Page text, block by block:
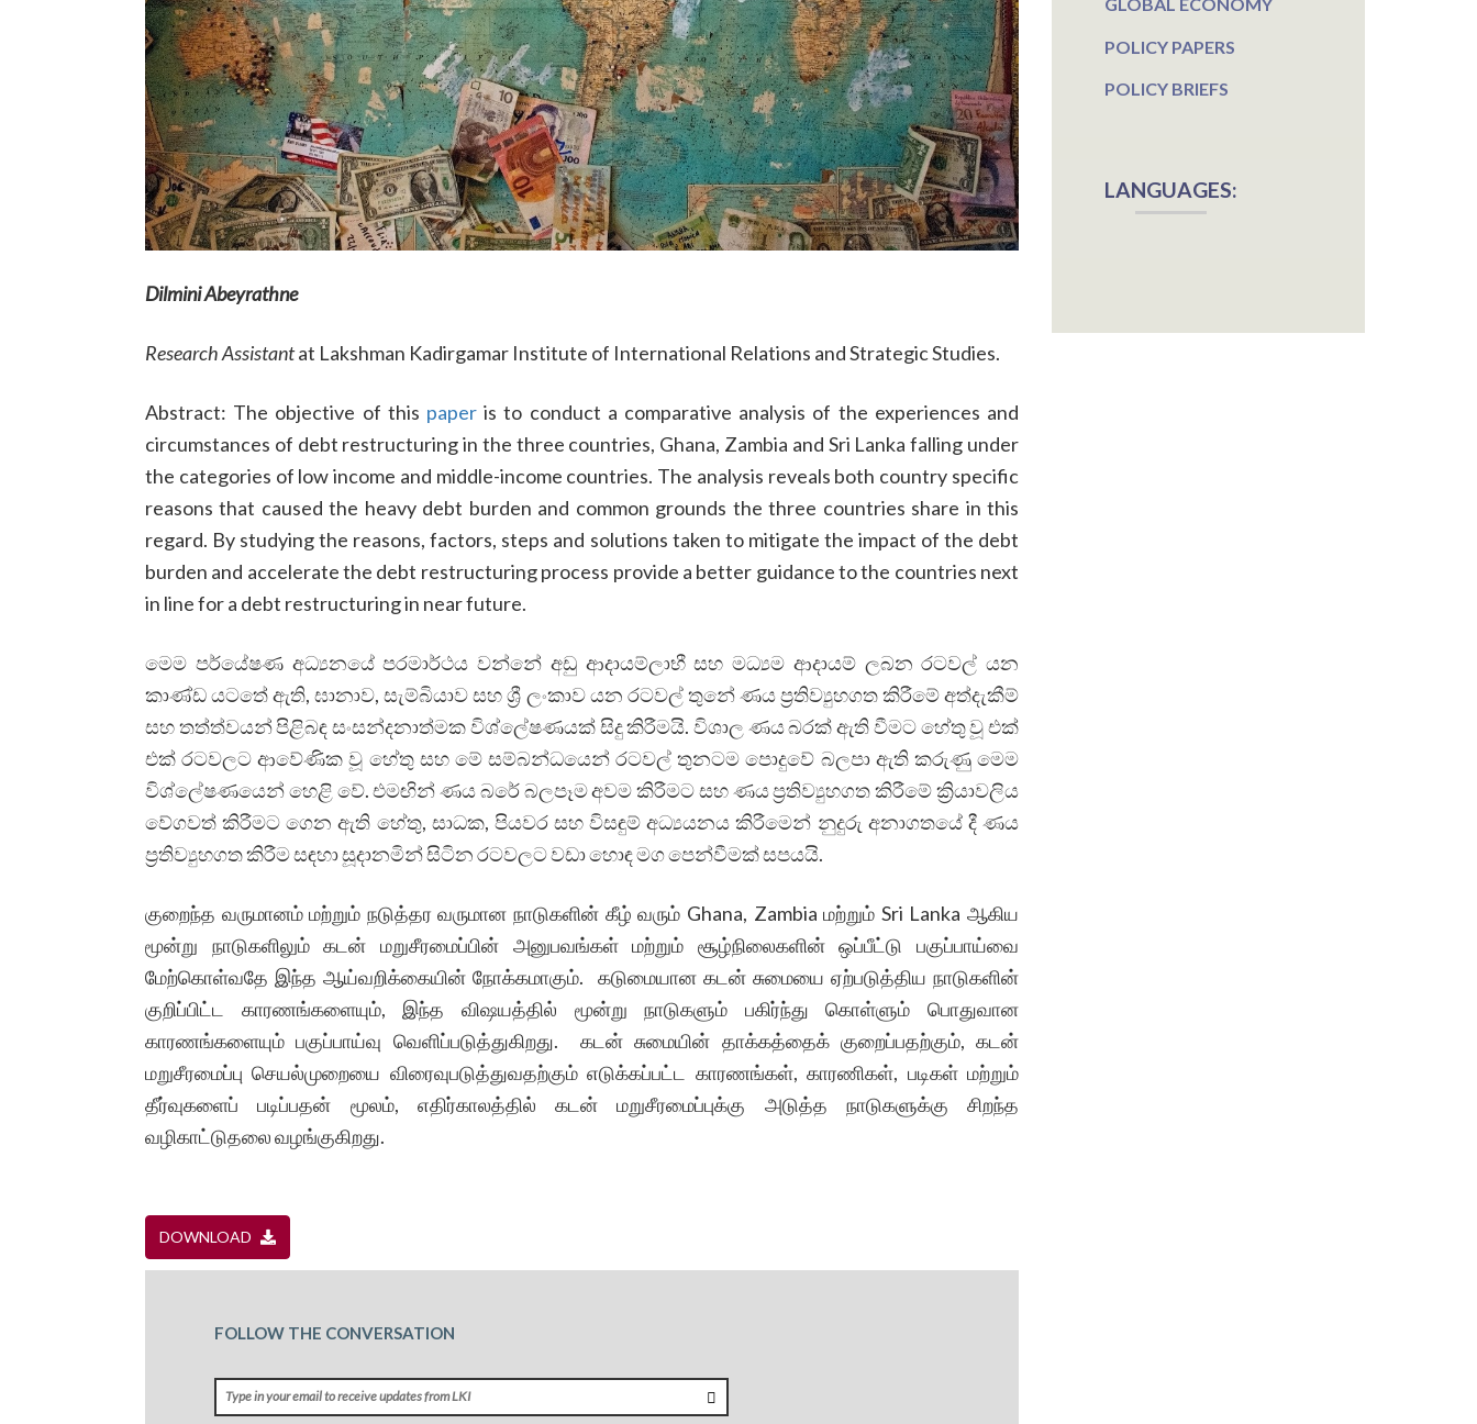
Dilmini Abeyrathne
Research Assistantat Lakshman Kadirgamar Institute of International Relations and Strategic Studies.
Abstract: The objective of this paperis to conduct a comparative analysis of the experiences and
circumstances of debt restructuring in the three countries, Ghana, Zambia and Sri Lanka falling under
the categories of low income and middle-income countries. The analysis reveals both country specific
reasons that caused the heavy debt burden and common grounds the three countries share in this
regard. By studying the reasons, factors, steps and solutions taken to mitigate the impact of the debt
burden and accelerate the debt restructuring process provide a better guidance to the countries next
in line for a debt restructuring in near future.
මෙම පර්යේෂණ අධ්‍යනයේ පරමාර්ථය වන්නේ අඩු ආදායම්ලාභී සහ මධ්‍යම ආදායම් ලබන රටවල් යන
කාණ්ඩ යටතේ ඇති, ඝානාව, සැම්බියාව සහ ශ්‍රී ලංකාව යන රටවල් තුනේ ණය ප්‍රතිව්‍යුහගත කිරීමේ අත්දැකීම්
සහ තත්ත්වයන් පිළිබඳ සංසන්දනාත්මක විශ්ලේෂණයක් සිදු කිරීමයි. විශාල ණය බරක් ඇති වීමට හේතු වූ එක්
එක් රටවලට ආවේණික වූ හේතු සහ මේ සම්බන්ධයෙන් රටවල් තුනටම පොදුවේ බලපා ඇති කරුණු මෙම
විශ්ලේෂණයෙන් හෙළි වේ. එමඟින් ණය බරේ බලපෑම අවම කිරීමට සහ ණය ප්‍රතිව්‍යුහගත කිරීමේ ක්‍රියාවලිය
වේගවත් කිරීමට ගෙන ඇති හේතු, සාධක, පියවර සහ විසඳුම් අධ්‍යයනය කිරීමෙන් නුදුරු අනාගතයේ දී ණය
ප්‍රතිව්‍යුහගත කිරීම සඳහා සූදානමින් සිටින රටවලට වඩා හොඳ මග පෙන්වීමක් සපයයි.
குறைந்த வருமானம் மற்றும் நடுத்தர வருமான நாடுகளின் கீழ் வரும் Ghana, Zambia மற்றும் Sri Lanka ஆகிய
மூன்று நாடுகளிலும் கடன் மறுசீரமைப்பின் அனுபவங்கள் மற்றும் சூழ்நிலைகளின் ஒப்பீட்டு பகுப்பாய்வை
மேற்கொள்வதே இந்த ஆய்வறிக்கையின் நோக்கமாகும். கடுமையான கடன் சுமையை ஏற்படுத்திய நாடுகளின்
குறிப்பிட்ட காரணங்களையும், இந்த விஷயத்தில் மூன்று நாடுகளும் பகிர்ந்து கொள்ளும் பொதுவான
காரணங்களையும் பகுப்பாய்வு வெளிப்படுத்துகிறது. கடன் சுமையின் தாக்கத்தைக் குறைப்பதற்கும், கடன்
மறுசீரமைப்பு செயல்முறையை விரைவுபடுத்துவதற்கும் எடுக்கப்பட்ட காரணங்கள், காரணிகள், படிகள் மற்றும்
தீர்வுகளைப் படிப்பதன் மூலம், எதிர்காலத்தில் கடன் மறுசீரமைப்புக்கு அடுத்த நாடுகளுக்கு சிறந்த
வழிகாட்டுதலை வழங்குகிறது.
DOWNLOAD
FOLLOW THE CONVERSATION
GLOBAL ECONOMY
POLICY PAPERS
POLICY BRIEFS
LANGUAGES: